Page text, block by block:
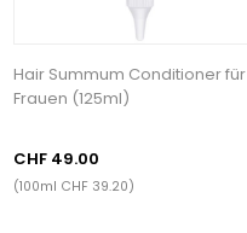
Hair Summum Conditioner für
Frauen (125ml)
CHF 49.00
(100ml CHF 39.20)